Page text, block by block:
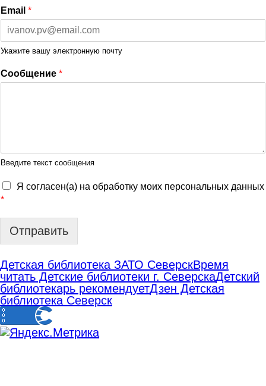
Email *
Укажите вашу электронную почту
Сообщение *
Введите текст сообщения
Я согласен(а) на обработку моих персональных данных
*
Отправить
Детская библиотека ЗАТО СеверскВремя
читать Детские библиотеки г. СеверскаДетский
библиотекарь рекомендуетДзен Детская
библиотека Северск